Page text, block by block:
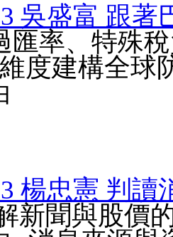
吳盛富 跟著
匯率、特殊
度建構全
楊忠憲 判讀
新聞與股價